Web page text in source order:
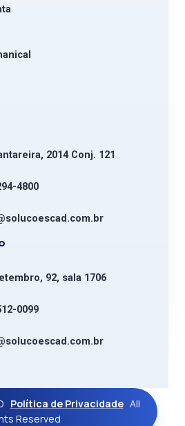
2014 Conj. 121
4800
92, sala 1706
0099
Política de Privacidade All
Reserved